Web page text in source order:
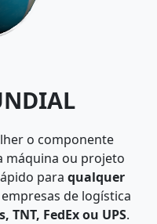
o componente
máquina ou projeto
para qualquer
de logística
TNT, FedEx ou UPS.